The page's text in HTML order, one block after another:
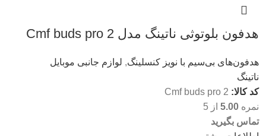
هدفون بلوتوثی ناتینگ مدل Cmf buds pro 2
هدفون‌های بی‌سیم با نویز کنسلینگ, لوازم جانبی موبایل
ناتینگ
کد کالا: Cmf buds pro 2
نمره 5.00 از 5
تماس بگیرید